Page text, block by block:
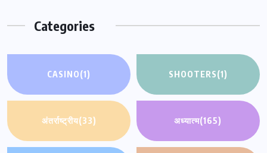
Categories
CASINO(1) SHOOTERS(1)
अंतर्राष्ट्रीय(33) अध्यात्म(165)